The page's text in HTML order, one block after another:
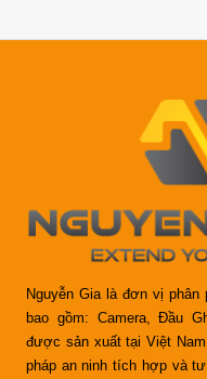
Nguyễn Gia là đơn vị phân
bao gồm: Camera, Đầu
được sản xuất tại Việt
pháp an ninh tích hợp và